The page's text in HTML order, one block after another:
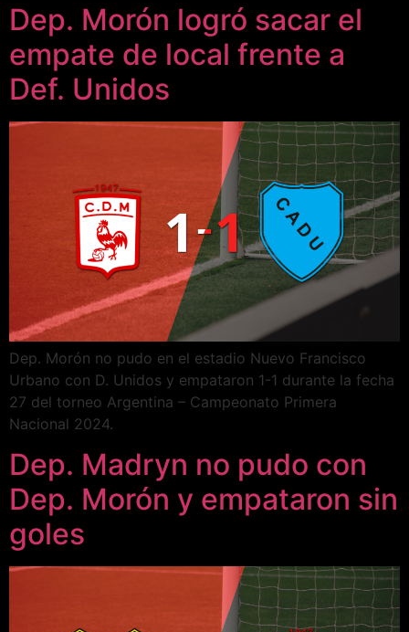
Dep. Morón logró sacar el
empate de local frente a
Def. Unidos
Dep. Morón no pudo en el estadio Nuevo Francisco
Urbano con D. Unidos y empataron 1-1 durante la fecha
27 del torneo Argentina – Campeonato Primera
Nacional 2024.
Dep. Madryn no pudo con
Dep. Morón y empataron sin
goles